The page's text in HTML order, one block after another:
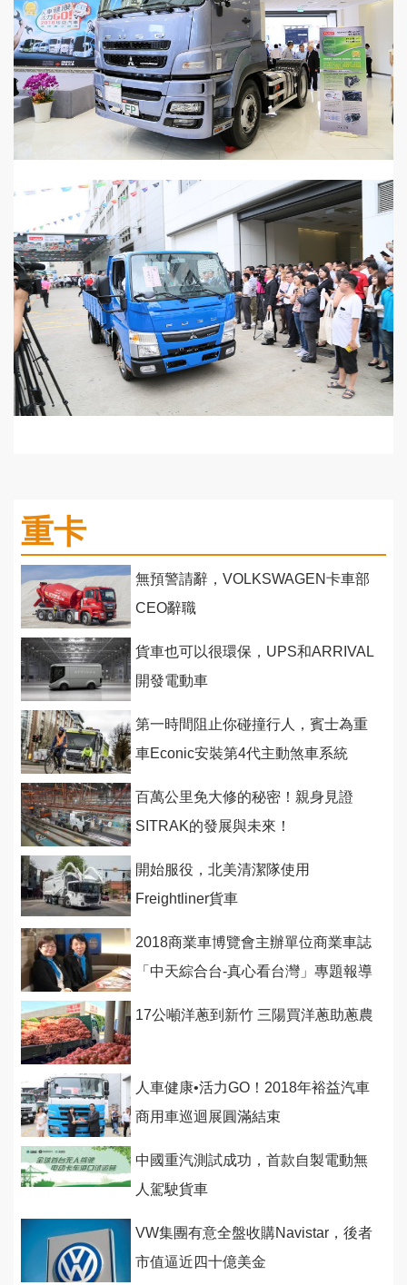
重卡
無預警請辭，VOLKSWAGEN卡車部
CEO辭職
貨車也可以很環保，UPS和ARRIVAL
開發電動車
第一時間阻止你碰撞行人，賓士為重
車Econic安裝第4代主動煞車系統
百萬公里免大修的秘密！親身見證
SITRAK的發展與未來！
開始服役，北美清潔隊使用
Freightliner貨車
2018商業車博覽會主辦單位商業車誌
「中天綜合台-真心看台灣」專題報導
17公噸洋蔥到新竹 三陽買洋蔥助蔥農
人車健康•活力GO！2018年裕益汽車
商用車巡迴展圓滿結束
中國重汽測試成功，首款自製電動無
人駕駛貨車
VW集團有意全盤收購Navistar，後者
市值逼近四十億美金